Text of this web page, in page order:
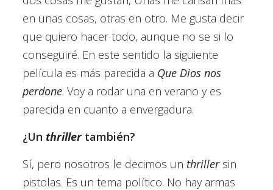
en unas cosas, otras en otro. Me gusta decir
que quiero hacer todo, aunque no se si lo
conseguiré. En este sentido la siguiente
película es más parecida a Que Dios nos
perdone. Voy a rodar una en verano y es
parecida en cuanto a envergadura.
¿Un thrillertambién?
Sí, pero nosotros le decimos un thrillersin
pistolas. Es un tema político. No hay armas